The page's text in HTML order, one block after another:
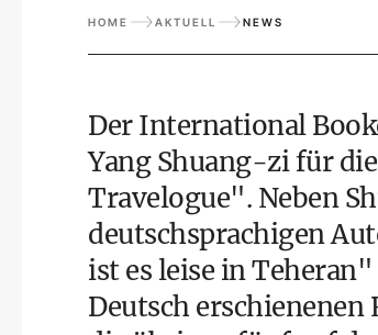
HOME AKTUELL NEWS
Der International
Yang Shuang-zi für
Travelogue". Neben
deutschsprachigen
ist es leise in
Deutsch